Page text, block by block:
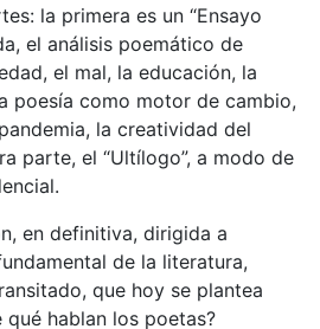
la primera es un “Ensayo
el análisis poemático de
el mal, la educación, la
poesía como motor de cambio,
la creatividad del
parte, el “Ultílogo”, a modo de
en definitiva, dirigida a
de la literatura,
que hoy se plantea
hablan los poetas?